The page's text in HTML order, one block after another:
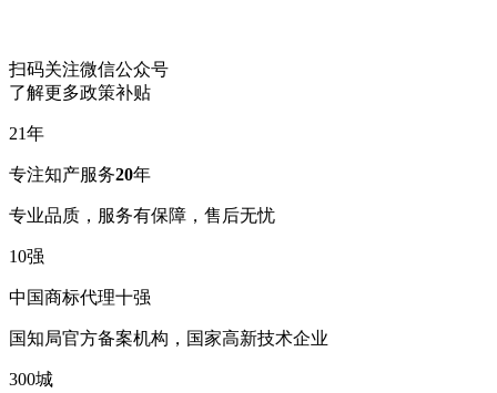
扫码关注微信公众号
了解更多政策补贴
21年
专注知产服务20年
专业品质，服务有保障，售后无忧
10强
中国商标代理十强
国知局官方备案机构，国家高新技术企业
300城